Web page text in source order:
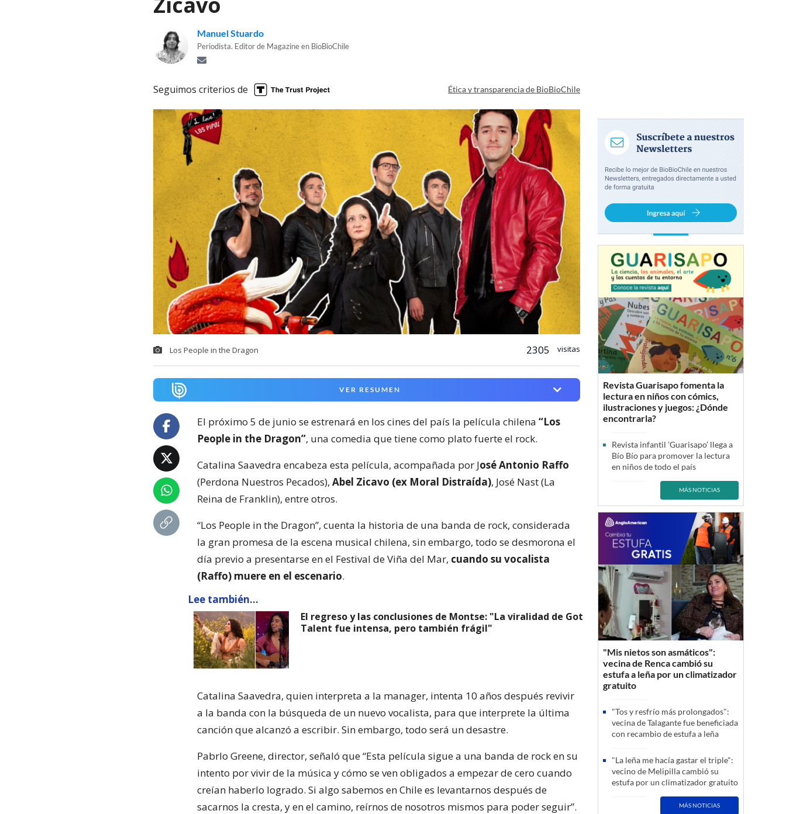
Manuel Stuardo
Periodista. Editor de Magazine en BioBioChile
Seguimos criterios de Ética y transparencia de BioBioChile
Los People in the Dragon 2305 visitas
VER RESUMEN
El próximo 5 de junio se estrenará en los cines del país la película chilena “Los
People in the Dragon”, una comedia que tiene como plato fuerte el rock.
Catalina Saavedra encabeza esta película, acompañada por José Antonio Raffo
(Perdona Nuestros Pecados), Abel Zicavo (ex Moral Distraída), José Nast (La
Reina de Franklin), entre otros.
“Los People in the Dragon”, cuenta la historia de una banda de rock, considerada
la gran promesa de la escena musical chilena, sin embargo, todo se desmorona el
día previo a presentarse en el Festival de Viña del Mar, cuando su vocalista
(Raffo) muere en el escenario.
Lee también...
El regreso y las conclusiones de Montse: "La viralidad de Got
Talent fue intensa, pero también frágil"
Catalina Saavedra, quien interpreta a la manager, intenta 10 años después revivir
a la banda con la búsqueda de un nuevo vocalista, para que interprete la última
canción que alcanzó a escribir. Sin embargo, todo será un desastre.
Pabrlo Greene, director, señaló que “Esta película sigue a una banda de rock en su
intento por vivir de la música y cómo se ven obligados a empezar de cero cuando
creían haberlo logrado. Si algo sabemos en Chile es levantarnos después de
sacarnos la cresta, y en el camino, reírnos de nosotros mismos para poder seguir”.
Revista Guarisapo fomenta la
lectura en niños con cómics,
ilustraciones y juegos: ¿Dónde
encontrarla?
Revista infantil ’Guarisapo’ llega a
Bío Bío para promover la lectura
en niños de todo el país
MÁS NOTICIAS
"Mis nietos son asmáticos":
vecina de Renca cambió su
estufa a leña por un climatizador
gratuito
"Tos y resfrío más prolongados":
vecina de Talagante fue beneficiada
con recambio de estufa a leña
"La leña me hacía gastar el triple":
vecino de Melipilla cambió su
estufa por un climatizador gratuito
MÁS NOTICIAS